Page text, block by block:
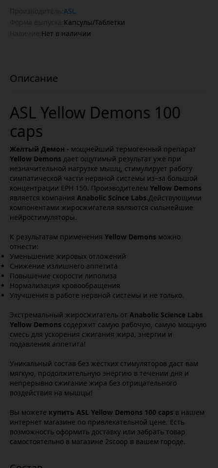
ASL
Капсулы/Таблетки
Нет в наличии
ASL Yellow Demons 100
caps
Желтый Демон - мощнейший термогенный препарат
Yellow Demons дает ощутимый результат уже при
незначительной нагрузке мышц, стимулирует работу
симпатической части нервной системы из–за большой
концентрации ЕРН 150. Производителем Yellow Demons
является компания Anabolic Scince Labs.Действующими
компонентами жиросжигателя являются сильнейшие
нейростимуляторы.
К результатам применения Yellow Demons можно
отнести:
Уменьшение жировых отложений
Снижение излишнего аппетита
Повышение скорости липолиза
Нормализация кровообращения
Улучшения в работе нервной системы и не только.
Экстремальный жиросжигатель от Anabolic Science Labs
Yellow Demons содержит самую рабочую, самую мощную
смесь для ускорения сжигания жира, энергии и
подавления аппетита!
Уникальный состав без жёстких стимуляторов даст вам
мягкую, продолжительную энергию в течении дня и
непрерывно сжигание жира без отрицательного
воздействия на мышцы!
Вы можете купить ASL Yellow Demons 100 caps в нашем
интернет магазине по привлекательной цене. Есть
возможность оформить доставку или забрать товар
самостоятельно в магазине 2scoop в вашем городе.